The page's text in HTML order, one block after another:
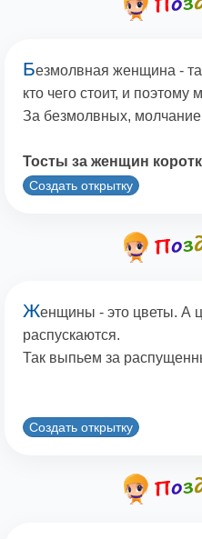
Безмолвная женщина -
кто чего стоит, и поэтому
За безмолвных, молчание
Тосты за женщин
Создать открытку
Женщины - это цветы. А
распускаются.
Так выпьем за
Создать открытку